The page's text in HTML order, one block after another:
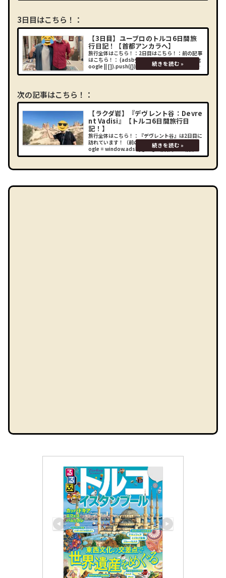
3日目はこちら！：
【3日目】ユーブロのトルコ6日間旅
行日記！【首都アンカラへ】
旅行全体はこちら！：2日目はこちら！：前の記事
はこちら！： (adsbygoogle = window.adsbyg
oogle || []).push({});3日目ホテル『ラマダカッパ
ドキア』から出発おはようございます！前の記事
次の記事はこちら！：
【ラクダ岩】『デヴレント谷：Devre
nt Vadisi』【トルコ6日間旅行日
記！】
旅行全体はこちら！：『デヴレント谷』は2日目に
訪れています！（前の記事です！）： (adsbygo
ogle = window.adsbygoogle || []).push({});場
所Google Mapにも"Camel Fairy Ch